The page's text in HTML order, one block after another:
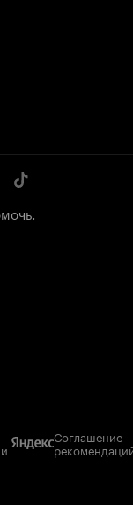
Соглашение